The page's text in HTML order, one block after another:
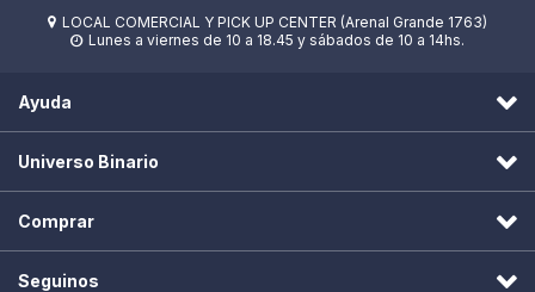
 LOCAL COMERCIAL Y PICK UP CENTER (Arenal Grande 1763)
 Lunes a viernes de 10 a 18.45 y sábados de 10 a 14hs.
Ayuda
Universo Binario
Comprar
Seguinos